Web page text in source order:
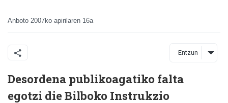
Anboto 2007ko apirilaren 16a
Entzun
Desordena publikoagatiko falta
egotzi die Bilboko Instrukzio